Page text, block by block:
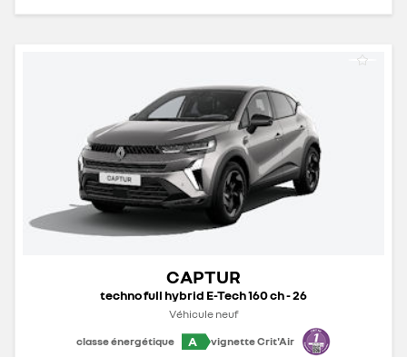
CAPTUR
techno full hybrid E-Tech 160 ch - 26
Véhicule neuf
classe énergétique
A vignette Crit'Air